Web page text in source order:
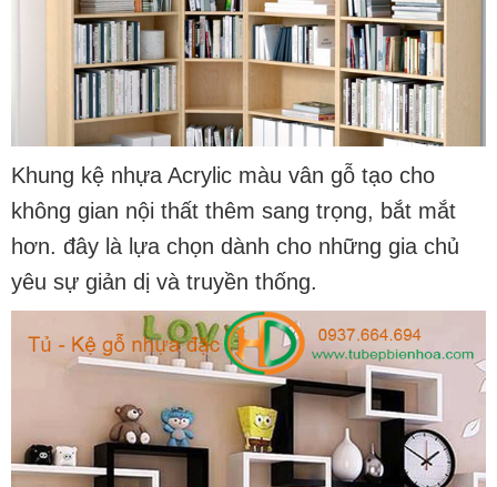
Khung kệ nhựa Acrylic màu vân gỗ tạo cho
không gian nội thất thêm sang trọng, bắt mắt
hơn. đây là lựa chọn dành cho những gia chủ
yêu sự giản dị và truyền thống.